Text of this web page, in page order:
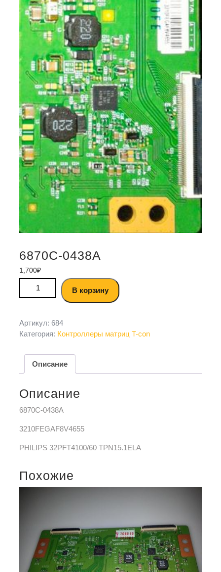
6870C-0438A
1,700₽
В корзину
Артикул: 684
Категория: Контроллеры матриц T-con
Описание
Описание
6870C-0438A
3210FEGAF8V4655
PHILIPS 32PFT4100/60 TPN15.1ELA
Похожие